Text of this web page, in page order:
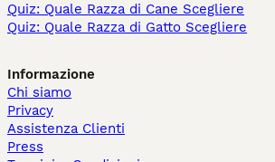
Quiz: Quale Razza di Cane Scegliere
Quiz: Quale Razza di Gatto Scegliere
Informazione
Chi siamo
Privacy
Assistenza Clienti
Press